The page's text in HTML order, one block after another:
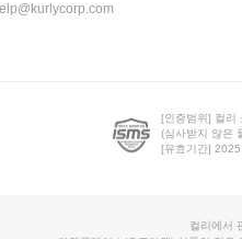
[인증범위] 컬리
(심사받지 않은
[유효기간]
컬리에서